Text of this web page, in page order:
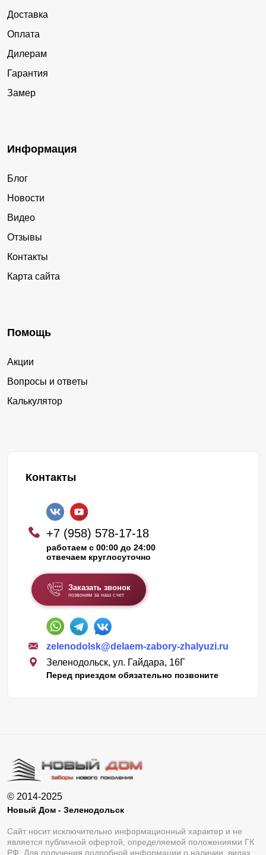
Доставка
Оплата
Дилерам
Гарантия
Замер
Информация
Блог
Новости
Видео
Отзывы
Контакты
Карта сайта
Помощь
Акции
Вопросы и ответы
Калькулятор
Контакты
+7 (958) 578-17-18
работаем с 00:00 до 24:00
отвечаем круглосуточно
Заказать звонок
позвоним за наш счет
zelenodolsk@delaem-zabory-zhalyuzi.ru
Зеленодольск, ул. Гайдара, 16Г
Перед приездом обязательно позвоните
© 2014-2025
Новый Дом - Зеленодольск
Сайт носит исключительно информационный характер и не
является публичной офертой, определяемой положениями ГК
РФ. Для получения подробной информации о наличии, видах,